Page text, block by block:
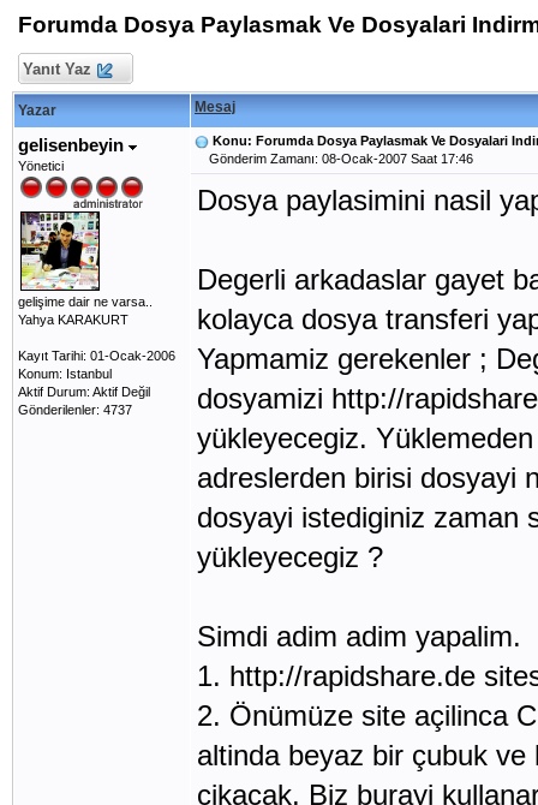
Forumda Dosya Paylasmak Ve Dosyalari
Yanıt Yaz
Yazar Mesaj
gelisenbeyin
Yönetici
gelişime dair ne varsa..
Yahya KARAKURT
Kayıt Tarihi: 01-Ocak-2006
Konum: Istanbul
Aktif Durum: Aktif Değil
Gönderilenler: 4737
Konu: Forumda Dosya Paylasmak Ve Dosyalari
Gönderim Zamanı: 08-Ocak-2007 Saat 17:46
Dosya paylasimini nasil
Degerli arkadaslar gayet
kolayca dosya transferi
Yapmamiz gerekenler ;
dosyamizi http://
yükleyecegiz.
adreslerden birisi dosyayi
dosyayi istediginiz zaman
yükleyecegiz ?
Simdi adim adim yapalim.
1. http://rapidshare.de
2. Önümüze site açilinca
altinda beyaz bir çubuk
çikacak. Biz burayi